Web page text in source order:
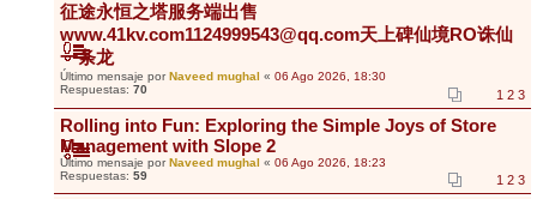
征途永恒之塔服务端出售
www.41kv.com1124999543@qq.com天上碑仙境RO诛仙
一条龙
Último mensaje porNaveed mughal « 06 Ago 2026, 18:30
Respuestas: 70 1 2 3
Rolling into Fun: Exploring the Simple Joys of Store
Management with Slope 2
Último mensaje porNaveed mughal « 06 Ago 2026, 18:23
Respuestas: 59 1 2 3